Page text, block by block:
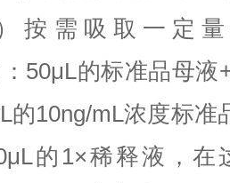
按需吸取一定
50μL的标准品母
的10ng/mL浓度标准
的1×稀释液，